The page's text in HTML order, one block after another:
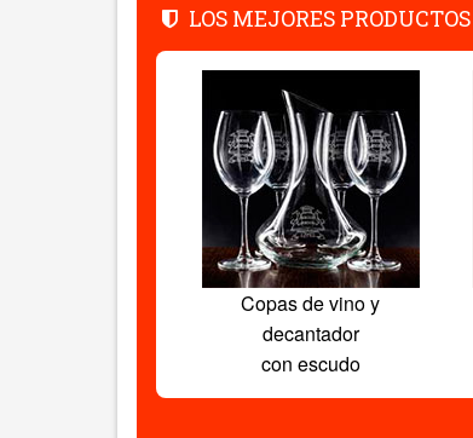
LOS MEJORES
Copas de vino y
decantador
con escudo